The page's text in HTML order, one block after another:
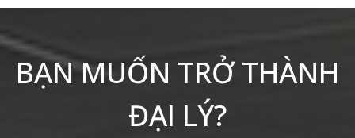
BẠN MUỐN TRỞ THÀNH
ĐẠI LÝ?